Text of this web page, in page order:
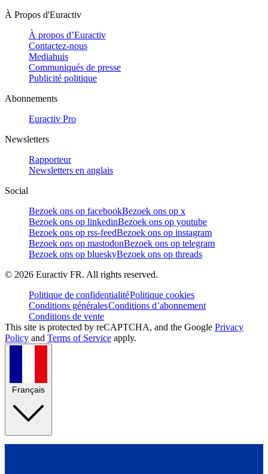
À Propos d'Euractiv
À propos d’Euractiv
Contactez-nous
Mediahuis
Communiqués de presse
Publicité politique
Abonnements
Euractiv Pro
Newsletters
Rapporteur
Newsletters en anglais
Social
Bezoek ons op facebookBezoek ons op x
Bezoek ons op linkedinBezoek ons op youtube
Bezoek ons op rss-feedBezoek ons op instagram
Bezoek ons op mastodonBezoek ons op telegram
Bezoek ons op blueskyBezoek ons op threads
© 2026 Euractiv FR. All rights reserved.
Politique de confidentialitéPolitique cookies
Conditions généralesConditions d’abonnement
Conditions de vente
This site is protected by reCAPTCHA, and the Google Privacy
Policy and Terms of Service apply.
Français